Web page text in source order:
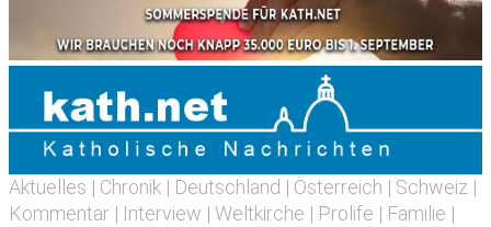
Aktuelles | Chronik | Deutschland | Österreich | Schweiz |
Kommentar | Interview | Weltkirche | Prolife | Familie |